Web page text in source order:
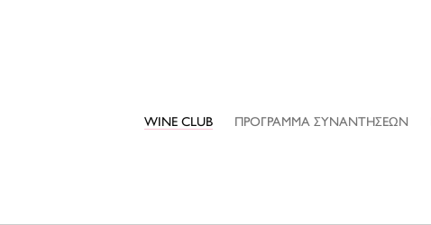
WINE CLUB ΠΡΟΓΡΑΜΜΑ ΣΥΝΑΝΤΗΣΕΩΝ